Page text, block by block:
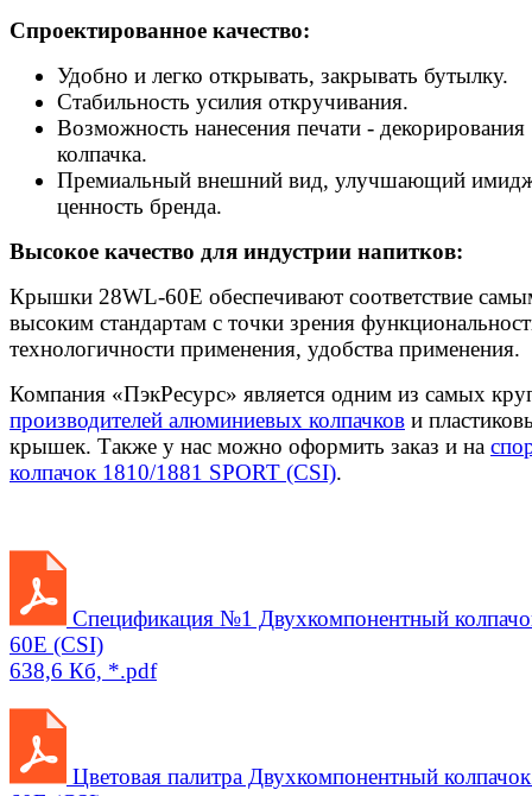
Спроектированное качество:
Удобно и легко открывать, закрывать бутылку.
Стабильность усилия откручивания.
Возможность нанесения печати - декорирования
колпачка.
Премиальный внешний вид, улучшающий
ценность бренда.
Высокое качество для индустрии напитков:
Крышки 28WL-60E обеспечивают соответствие
высоким стандартам с точки зрения
технологичности применения, удобства применения.
Компания «ПэкРесурс» является одним из самых
производителей алюминиевых колпачков и
крышек. Также у нас можно оформить заказ и на
колпачок 1810/1881 SPORT (CSI).
Спецификация №1 Двухкомпонентный
60E (CSI)
638,6 Кб, *.pdf
Цветовая палитра Двухкомпонентный